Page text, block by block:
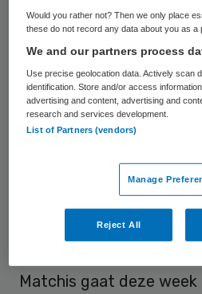
Voor patiënten met
ernstige
stamceltransplantatie
mogelijke behandeling,
redden. Per jaar krijgen
mensen in Nederland te
vorm van bloedkanker
Nieuwe campagne
Matchis gaat deze week
Would you rather not? Then we only place
these do not record any data about you as a
We and our partners process
Use precise geolocation data. Actively scan
identification. Store and/or access
advertising and content, advertising and
research and services development.
List of Partners (vendors)
Manage
Reject All